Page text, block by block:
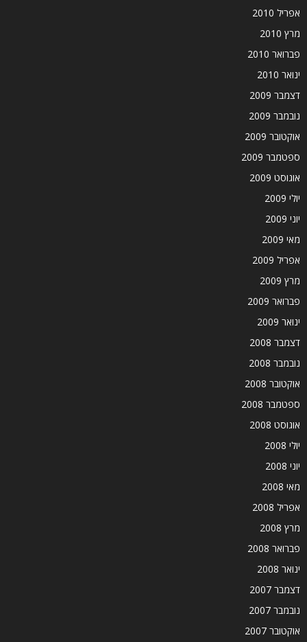
אפריל 2010
מרץ 2010
פברואר 2010
ינואר 2010
דצמבר 2009
נובמבר 2009
אוקטובר 2009
ספטמבר 2009
אוגוסט 2009
יולי 2009
יוני 2009
מאי 2009
אפריל 2009
מרץ 2009
פברואר 2009
ינואר 2009
דצמבר 2008
נובמבר 2008
אוקטובר 2008
ספטמבר 2008
אוגוסט 2008
יולי 2008
יוני 2008
מאי 2008
אפריל 2008
מרץ 2008
פברואר 2008
ינואר 2008
דצמבר 2007
נובמבר 2007
אוקטובר 2007